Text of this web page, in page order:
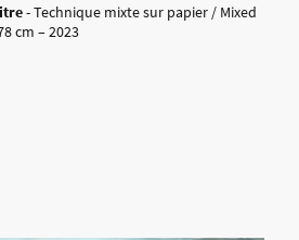
- Technique mixte sur papier / Mixed
cm – 2023